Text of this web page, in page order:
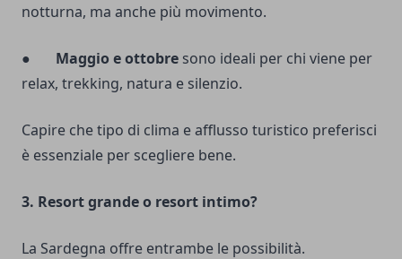
notturna, ma anche più movimento.
● Maggio e ottobre sono ideali per chi viene per
relax, trekking, natura e silenzio.
Capire che tipo di clima e afflusso turistico preferisci
è essenziale per scegliere bene.
3. Resort grande o resort intimo?
La Sardegna offre entrambe le possibilità.